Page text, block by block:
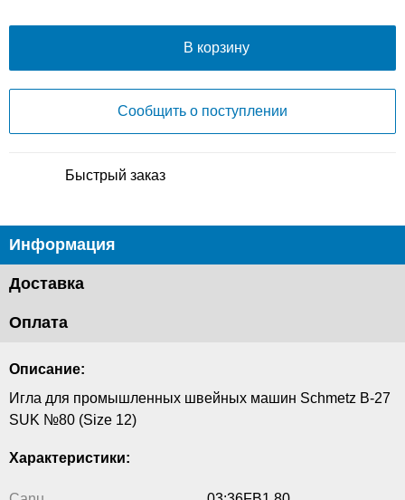
В корзину
Сообщить о поступлении
Быстрый заказ
Информация
Доставка
Оплата
Описание:
Игла для промышленных швейных машин Schmetz B-27
SUK №80 (Size 12)
Характеристики: